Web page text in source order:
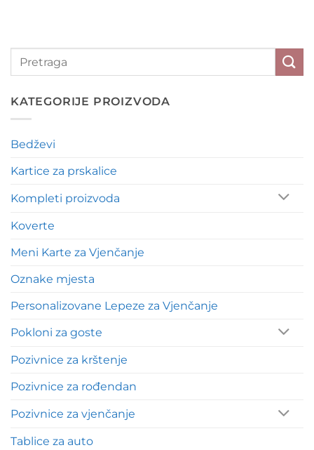
KATEGORIJE PROIZVODA
Bedževi
Kartice za prskalice
Kompleti proizvoda
Koverte
Meni Karte za Vjenčanje
Oznake mjesta
Personalizovane Lepeze za Vjenčanje
Pokloni za goste
Pozivnice za krštenje
Pozivnice za rođendan
Pozivnice za vjenčanje
Tablice za auto